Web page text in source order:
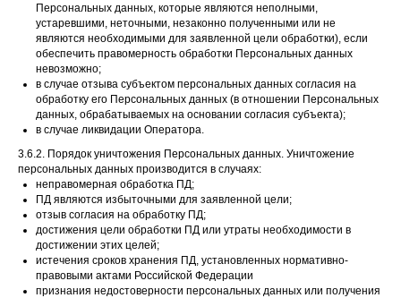
Персональных данных, которые являются неполными,
устаревшими, неточными, незаконно полученными или не
являются необходимыми для заявленной цели обработки), если
обеспечить правомерность обработки Персональных данных
невозможно;
в случае отзыва субъектом персональных данных согласия на
обработку его Персональных данных (в отношении Персональных
данных, обрабатываемых на основании согласия субъекта);
в случае ликвидации Оператора.
3.6.2. Порядок уничтожения Персональных данных. Уничтожение
персональных данных производится в случаях:
неправомерная обработка ПД;
ПД являются избыточными для заявленной цели;
отзыв согласия на обработку ПД;
достижения цели обработки ПД или утраты необходимости в
достижении этих целей;
истечения сроков хранения ПД, установленных нормативно-
правовыми актами Российской Федерации
признания недостоверности персональных данных или получения